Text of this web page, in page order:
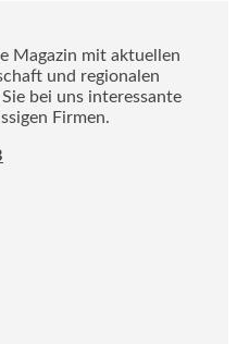
Magazin mit aktuellen
und regionalen
bei uns interessante
Firmen.